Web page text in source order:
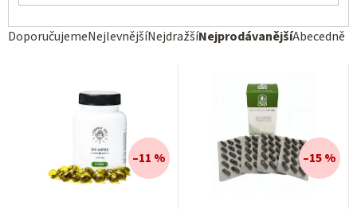
Ř
DoporučujemeNejlevnějšíNejdražšíNejprodávanějšíAbecedně
–11 % –15 %